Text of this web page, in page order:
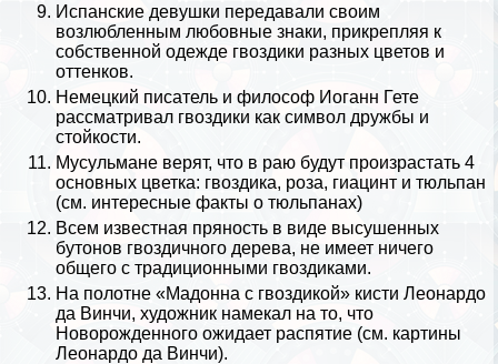
Испанские дeвyшки передавали своим
возлюбленным любовные знаки, прикрепляя к
собственной одежде гвоздики разных цветов и
оттенков.
Немецкий писатель и философ Иоганн Гете
рассматривал гвоздики как символ дружбы и
стойкости.
Мусульмане верят, что в раю будут произрастать 4
основных цветка: гвоздика, роза, гиацинт и тюльпан
(см. интересные факты о тюльпанах)
Всем известная пряность в виде высушенных
бутонов гвоздичного дерева, не имеет ничего
общего с традиционными гвоздиками.
На полотне «Мадонна с гвоздикой» кисти Леонардо
да Винчи, художник намекал на то, что
Новорожденного ожидает распятие (см. картины
Леонардо да Винчи).